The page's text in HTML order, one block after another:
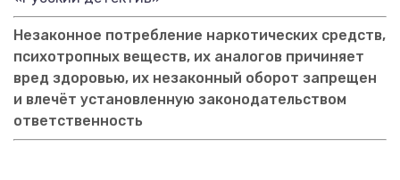
Незаконное потребление наркотических средств,
психотропных веществ, их аналогов причиняет
вред здоровью, их незаконный оборот запрещен
и влечёт установленную законодательством
ответственность